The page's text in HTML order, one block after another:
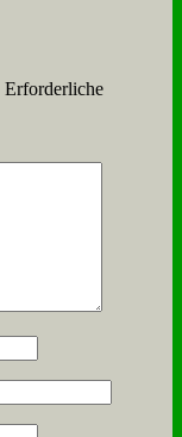
Erforderliche